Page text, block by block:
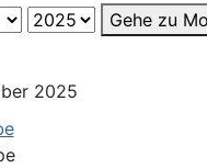
Gehe zu
2025